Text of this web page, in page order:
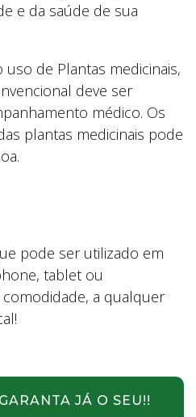
e da saúde de sua
de Plantas medicinais,
deve ser
médico. Os
plantas medicinais pode
pode ser utilizado em
tablet ou
a qualquer
JÁ O SEU!!